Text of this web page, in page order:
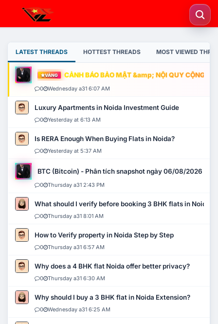
LATEST THREADS HOTTEST THREADS MOST VIEWED
VÀNG CẢNH BÁO BẢO MẬT &amp; NỘI QUY CỘNG
0 Wednesday a31 6:07 AM
Luxury Apartments in Noida Investment Guide
0 Yesterday at 6:13 AM
Is RERA Enough When Buying Flats in Noida?
0 Yesterday at 5:37 AM
BTC (Bitcoin) - Phân tích snapshot ngày 06/08/2026
0 Thursday a31 2:43 PM
What should I verify before booking 3 BHK flats in Noida?
0 Thursday a31 8:01 AM
How to Verify property in Noida Step by Step
0 Thursday a31 6:57 AM
Why does a 4 BHK flat Noida offer better privacy?
0 Thursday a31 6:30 AM
Why should I buy a 3 BHK flat in Noida Extension?
0 Wednesday a31 6:25 AM